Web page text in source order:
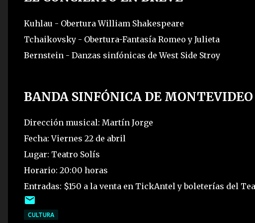
Kuhlau - Obertura William Shakespeare
Tchaikovsky - Obertura-Fantasía Romeo y Julieta
Bernstein - Danzas sinfónicas de West Side Stroy
BANDA SINFÓNICA DE MONTEVIDEO
Dirección musical: Martín Jorge
Fecha: Viernes 22 de abril
Lugar: Teatro Solís
Horario: 20:00 horas
Entradas: $150 a la venta en TickAntel y boleterías del
CULTURA